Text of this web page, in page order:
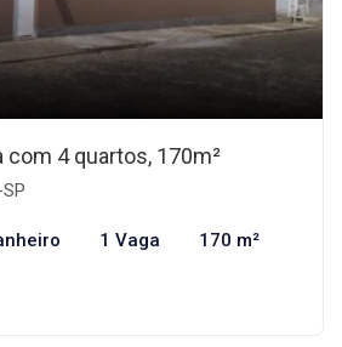
com 4 quartos, 170m²
1 Vaga 170 m²